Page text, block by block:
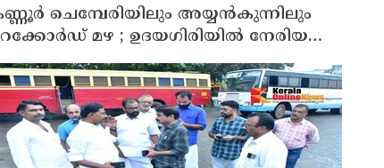
ചെമ്പേരിയിലും അയ്യൻകുന്നിലും
മഴ ; ഉദയഗിരിയിൽ നേരിയ
13 പേരെ ക്യാമ്പിലേക്ക് മാറ്റി